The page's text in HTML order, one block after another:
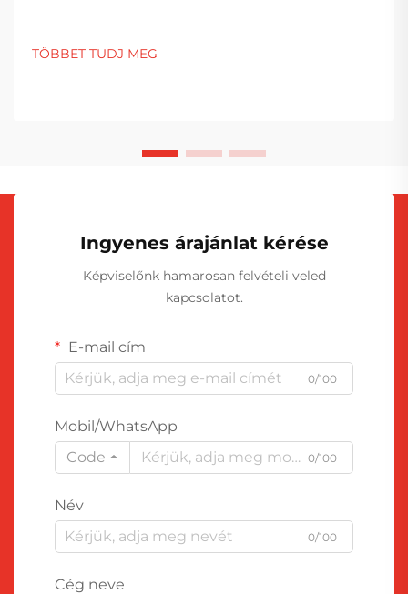
TÖBBET TUDJ MEG
Ingyenes árajánlat kérése
Képviselőnk hamarosan felvételi veled
kapcsolatot.
E-mail cím
0/100
Mobil/WhatsApp
Code
0/100
Név
0/100
Cég neve